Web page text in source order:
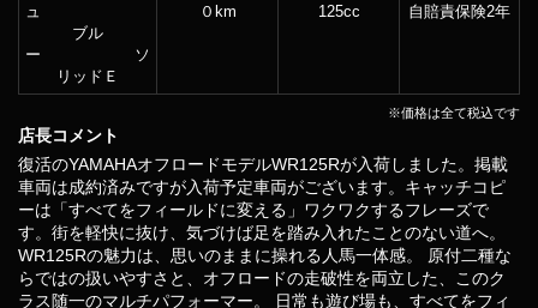
ュ
ブル
ー ソ
リッドＥ
０km 125cc 自賠責保険2年
※価格は全て税込です
店長コメント
復活のYAMAHAオフロードモデルWR125Rが入荷しました。掲載
車両は成約済みですが入荷予定車両がございます。キャッチコピ
ーは「すべてをフィールドに変える」ワクワクするフレーズで
す。街を軽快に抜け、気づけば足を踏み入れたことのない道へ。
WR125Rの魅力は、思いのままに操れる人馬一体感。 原付二種な
らではの扱いやすさと、オフロードの走破性を両立した、このク
ラス随一のマルチパフォーマー。 日常も遊び場も、すべてをフィ